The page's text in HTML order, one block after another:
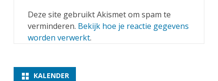
Deze site gebruikt Akismet om spam te
verminderen. Bekijk hoe je reactie gegevens
worden verwerkt.
KALENDER